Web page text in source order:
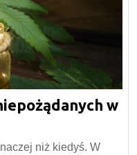
w
niż kiedyś. W